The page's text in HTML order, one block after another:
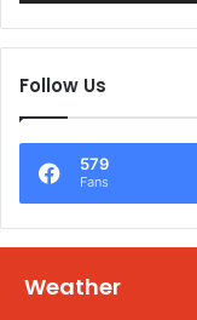
Follow Us
579
Fans
Weather